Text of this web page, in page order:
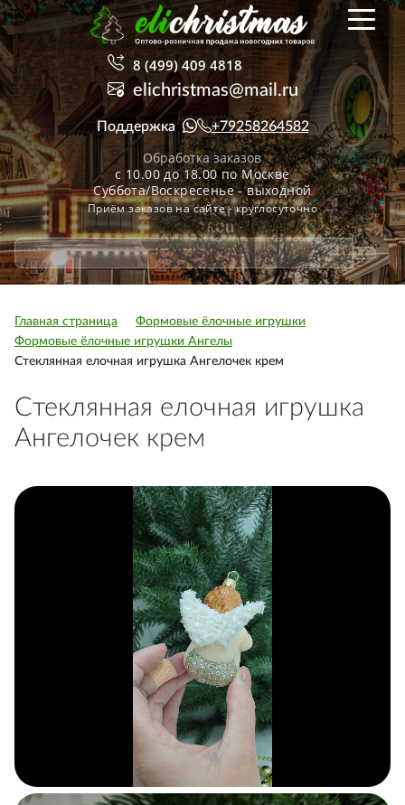
8 (499) 409 4818
elichristmas@mail.ru
Поддержка +79258264582
Обработка заказов
с 10.00 до 18.00 по Москве
Суббота/Воскресенье - выходной
Приём заказов на сайте - круглосуточно
Главная страница
Формовые ёлочные игрушки
Формовые ёлочные игрушки Ангелы
Стеклянная елочная игрушка Ангелочек крем
Стеклянная елочная игрушка
Ангелочек крем